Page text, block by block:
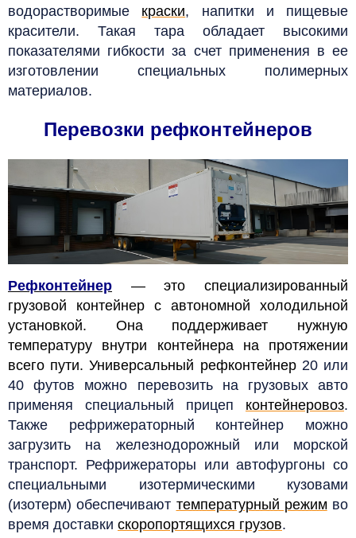
водорастворимые краски, напитки и пищевые
красители. Такая тара обладает высокими
показателями гибкости за счет применения в ее
изготовлении специальных полимерных
материалов.
Перевозки рефконтейнеров
Рефконтейнер
— это специализированный
грузовой контейнер с автономной холодильной
установкой. Она поддерживает нужную
температуру внутри контейнера на протяжении
всего пути.Универсальный рефконтейнер20 или
40 футов можно перевозить на грузовых авто
применяя специальный прицеп контейнеровоз.
Также рефрижераторный контейнер можно
загрузить на железнодорожный или морской
транспорт. Рефрижераторы или автофургоны со
специальными изотермическими кузовами
(изотерм) обеспечивают температурный режимво
время доставки скоропортящихся грузов.